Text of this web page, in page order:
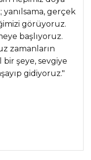
yanılsama, gerçek
görüyoruz.
başlıyoruz.
zamanların
şeye, sevgiye
gidiyoruz."